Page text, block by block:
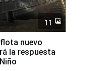
11
nuevo
la respuesta